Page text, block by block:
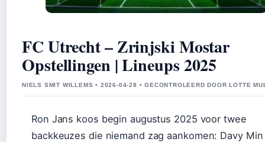
FC Utrecht – Zrinjski Mostar
Opstellingen | Lineups 2025
NIELS SMIT WILLEMS • 2026-04-28 • GECONTROLEERD DOOR LOTTE
Ron Jans koos begin augustus 2025 voor twee
backkeuzes die niemand zag aankomen: Davy